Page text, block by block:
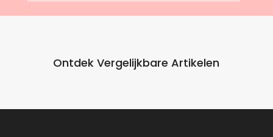
Ontdek Vergelijkbare Artikelen